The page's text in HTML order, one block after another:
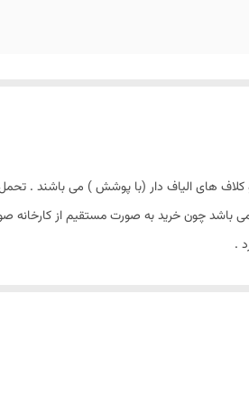
های الیاف دار (با پوشش ) می باشند . تحمل
چون خرید به صورت مستقیم از کارخانه
.